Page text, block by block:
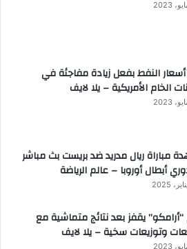
أسعار النفط بفعل زيادة مفاجئة في
الخام الأمريكية – يلا لايف
مباراة ريال مدريد ضد بريست بث مباشر
أبطال أوروبا – عالم الرياضة
يقفز بعد نتائج متماشية مع
وتوزيعات سخية – يلا لايف